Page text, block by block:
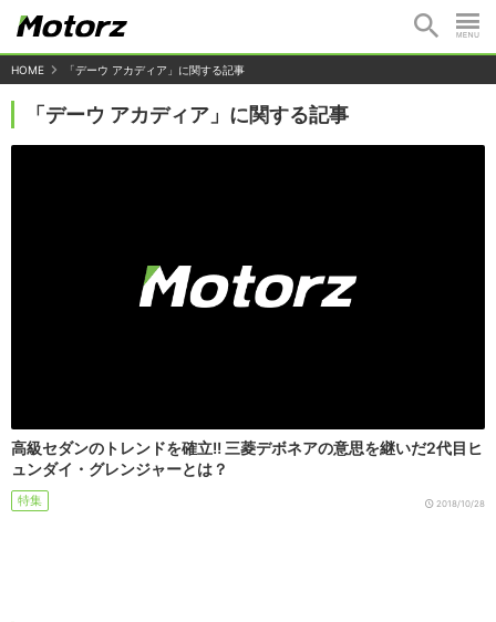
HOME 「デーウ アカディア」に関する記事
「デーウ アカディア」に関する記事
高級セダンのトレンドを確立!! 三菱デボネアの意思を継いだ2代目ヒ
ュンダイ・グレンジャーとは？
特集 2018/10/28